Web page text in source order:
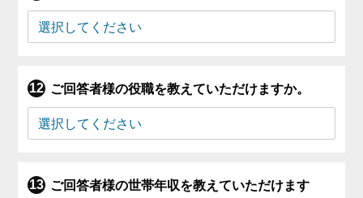
ご回答者様の役職を教えていただけますか。
ご回答者様の世帯年収を教えていただけます